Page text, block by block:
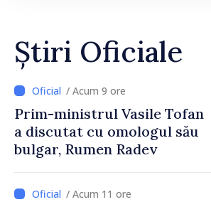
Știri Oficiale
/ Acum 9 ore
Prim-ministrul Vasile Tofan
a discutat cu omologul său
bulgar, Rumen Radev
/ Acum 11 ore